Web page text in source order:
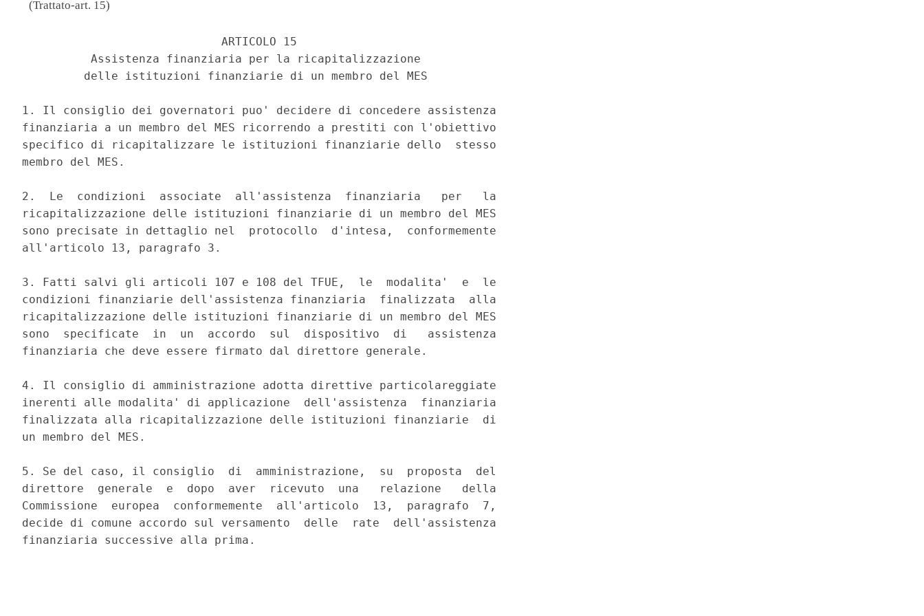
(Trattato-art. 15)
                             ARTICOLO 15
          Assistenza finanziaria per la ricapitalizzazione
         delle istituzioni finanziarie di un membro del MES
1. Il consiglio dei governatori puo' decidere di concedere assistenza
finanziaria a un membro del MES ricorrendo a prestiti con l'obiettivo
specifico di ricapitalizzare le istituzioni finanziarie dello  stesso
membro del MES.
2.  Le  condizioni  associate  all'assistenza  finanziaria   per   la
ricapitalizzazione delle istituzioni finanziarie di un membro del MES
sono precisate in dettaglio nel  protocollo  d'intesa,  conformemente
all'articolo 13, paragrafo 3.
3. Fatti salvi gli articoli 107 e 108 del TFUE,  le  modalita'  e  le
condizioni finanziarie dell'assistenza finanziaria  finalizzata  alla
ricapitalizzazione delle istituzioni finanziarie di un membro del MES
sono  specificate  in  un  accordo  sul  dispositivo  di   assistenza
finanziaria che deve essere firmato dal direttore generale.
4. Il consiglio di amministrazione adotta direttive particolareggiate
inerenti alle modalita' di applicazione  dell'assistenza  finanziaria
finalizzata alla ricapitalizzazione delle istituzioni finanziarie  di
un membro del MES.
5. Se del caso, il consiglio  di  amministrazione,  su  proposta  del
direttore  generale  e  dopo  aver  ricevuto  una   relazione   della
Commissione  europea  conformemente  all'articolo  13,  paragrafo  7,
decide di comune accordo sul versamento  delle  rate  dell'assistenza
finanziaria successive alla prima.